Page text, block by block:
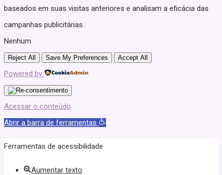
baseados em suas visitas anteriores e analisam a eficácia das
campanhas publicitárias.
Nenhum
Reject All Save My Preferences Accept All
Powered by
Acessar o conteúdo
Abrir a barra de ferramentas
Ferramentas de acessibilidade
Aumentar texto